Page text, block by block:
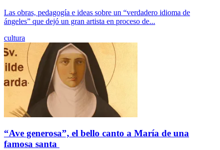
Las obras, pedagogía e ideas sobre un “verdadero idioma de
ángeles” que dejó un gran artista en proceso de...
cultura
“Ave generosa”, el bello canto a María de una
famosa santa